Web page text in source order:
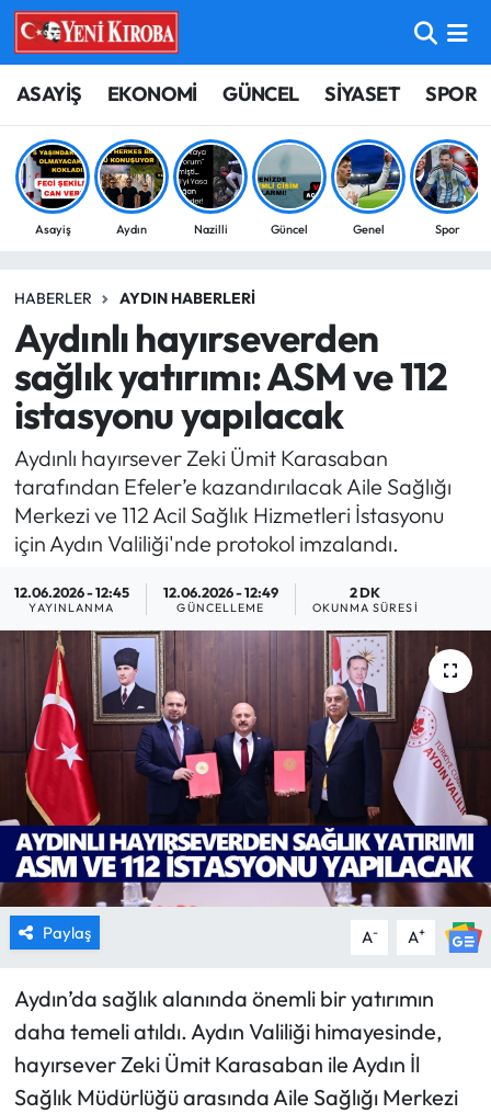
ASAYİŞ EKONOMİ GÜNCEL SİYASET SPOR
Asayiş Aydın Nazilli Güncel Genel Spor
HABERLER AYDIN HABERLERI
Aydınlı hayırseverden
sağlık yatırımı: ASM ve 112
istasyonu yapılacak
Aydınlı hayırsever Zeki Ümit Karasaban
tarafından Efeler’e kazandırılacak Aile Sağlığı
Merkezi ve 112 Acil Sağlık Hizmetleri İstasyonu
için Aydın Valiliği'nde protokol imzalandı.
12.06.2026 - 12:45
YAYINLANMA
12.06.2026 - 12:49
GÜNCELLEME
2 DK
OKUNMA SÜRESI
Paylaş A- A+
Aydın’da sağlık alanında önemli bir yatırımın
daha temeli atıldı. Aydın Valiliği himayesinde,
hayırsever Zeki Ümit Karasaban ile Aydın İl
Sağlık Müdürlüğü arasında Aile Sağlığı Merkezi
ASAYİŞ
BİLİM-TEKNOLOJİ
ÇEVRE
EĞİTİM
EKONOMİ
GÜNCEL
GÜNDEM
MAGAZİN
SAĞLIK
SİYASET
SPOR
TARIM
TURİZM
YAŞAM
RESMİ İLANLAR
Aydın Nöbetçi Eczaneler
Aydın Hava Durumu
Aydin Namaz Vakitleri
Süper Lig Puan Durumu ve Fikstür
Tüm Manşetler
Son Dakika Haberleri
Haber Arşivi